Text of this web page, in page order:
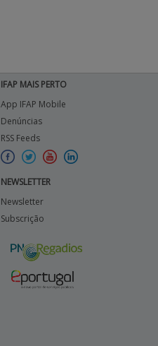
IFAP MAIS PERTO
App IFAP Mobile
Denúncias
RSS Feeds
NEWSLETTER
Newsletter
Subscrição